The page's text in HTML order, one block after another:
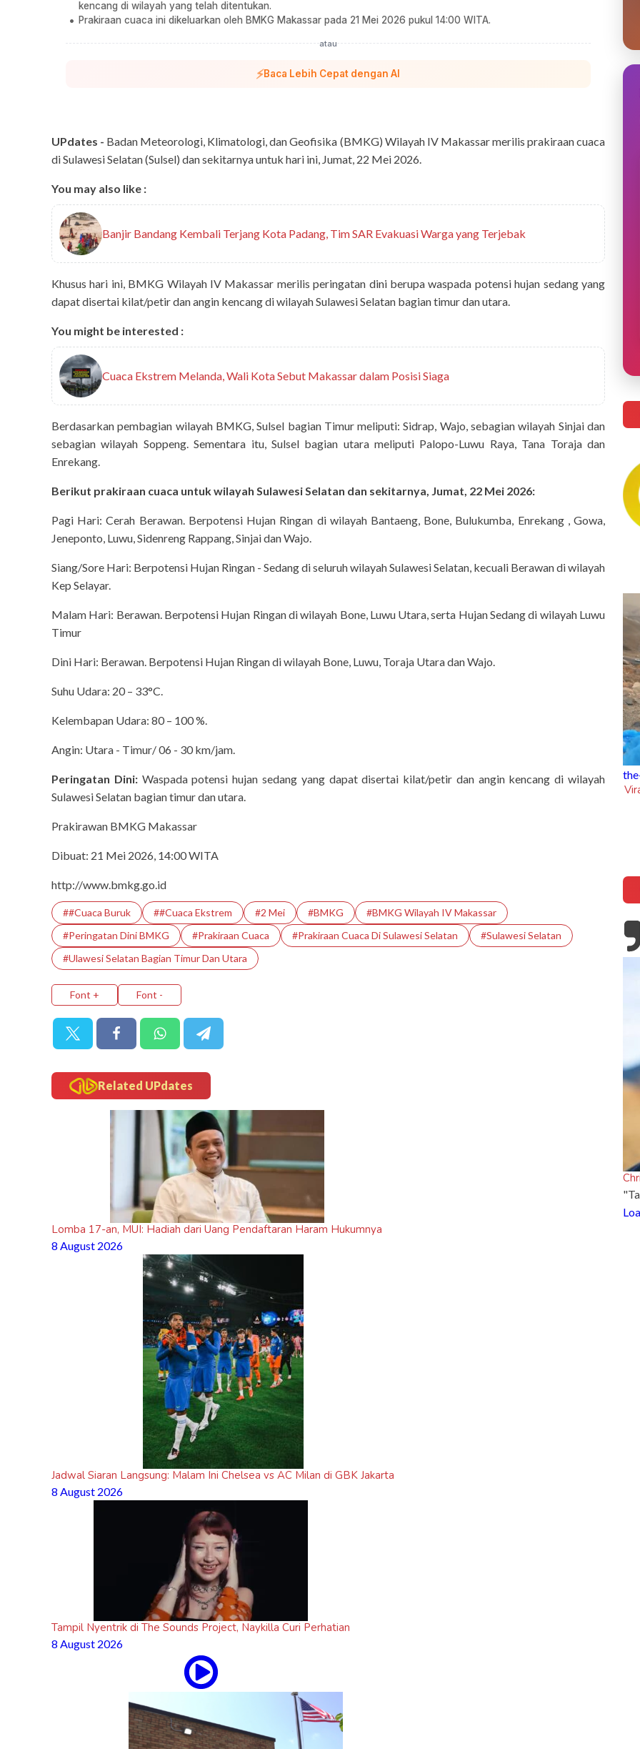
kencang di wilayah yang telah ditentukan.
Prakiraan cuaca ini dikeluarkan oleh BMKG Makassar pada 21 Mei 2026 pukul 14:00 WITA.
atau
⚡Baca Lebih Cepat dengan AI
UPdates - Badan Meteorologi, Klimatologi, dan Geofisika (BMKG) Wilayah IV Makassar merilis prakiraan cuaca
di Sulawesi Selatan (Sulsel) dan sekitarnya untuk hari ini, Jumat, 22 Mei 2026.
You may also like :
Banjir Bandang Kembali Terjang Kota Padang, Tim SAR Evakuasi Warga yang Terjebak
Khusus hari ini, BMKG Wilayah IV Makassar merilis peringatan dini berupa waspada potensi hujan sedang yang
dapat disertai kilat/petir dan angin kencang di wilayah Sulawesi Selatan bagian timur dan utara.
You might be interested :
Cuaca Ekstrem Melanda, Wali Kota Sebut Makassar dalam Posisi Siaga
Berdasarkan pembagian wilayah BMKG, Sulsel bagian Timur meliputi: Sidrap, Wajo, sebagian wilayah Sinjai dan
sebagian wilayah Soppeng. Sementara itu, Sulsel bagian utara meliputi Palopo-Luwu Raya, Tana Toraja dan
Enrekang.
Berikut prakiraan cuaca untuk wilayah Sulawesi Selatan dan sekitarnya, Jumat, 22 Mei 2026:
Pagi Hari: Cerah Berawan. Berpotensi Hujan Ringan di wilayah Bantaeng, Bone, Bulukumba, Enrekang , Gowa,
Jeneponto, Luwu, Sidenreng Rappang, Sinjai dan Wajo.
Siang/Sore Hari: Berpotensi Hujan Ringan - Sedang di seluruh wilayah Sulawesi Selatan, kecuali Berawan di wilayah
Kep Selayar.
Malam Hari: Berawan. Berpotensi Hujan Ringan di wilayah Bone, Luwu Utara, serta Hujan Sedang di wilayah Luwu
Timur
Dini Hari: Berawan. Berpotensi Hujan Ringan di wilayah Bone, Luwu, Toraja Utara dan Wajo.
Suhu Udara: 20 – 33°C.
Kelembapan Udara: 80 – 100 %.
Angin: Utara - Timur/ 06 - 30 km/jam.
Peringatan Dini:Waspada potensi hujan sedang yang dapat disertai kilat/petir dan angin kencang di wilayah
Sulawesi Selatan bagian timur dan utara.
Prakirawan BMKG Makassar
Dibuat: 21 Mei 2026, 14:00 WITA
http://www.bmkg.go.id
##Cuaca Buruk ##Cuaca Ekstrem #2 Mei #BMKG
#BMKG Wilayah IV Makassar
#Peringatan Dini BMKG
#Prakiraan Cuaca #prakiraan Cuaca Di Sulawesi Selatan
#Sulawesi Selatan
#ulawesi Selatan Bagian Timur Dan Utara
Font + Font -
Related UPdates
Lomba 17-an, MUI: Hadiah dari Uang Pendaftaran Haram Hukumnya
8 August 2026
Jadwal Siaran Langsung: Malam Ini Chelsea vs AC Milan di GBK Jakarta
8 August 2026
Tampil Nyentrik di The Sounds Project, Naykilla Curi Perhatian
8 August 2026
the-cinema the-trending
Viral, Ibu Asal Madura Jualan Gado-